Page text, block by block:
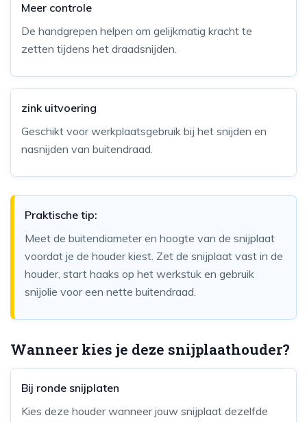
Meer controle
De handgrepen helpen om gelijkmatig kracht te
zetten tijdens het draadsnijden.
zink uitvoering
Geschikt voor werkplaatsgebruik bij het snijden en
nasnijden van buitendraad.
Praktische tip:
Meet de buitendiameter en hoogte van de snijplaat
voordat je de houder kiest. Zet de snijplaat vast in de
houder, start haaks op het werkstuk en gebruik
snijolie voor een nette buitendraad.
Wanneer kies je deze snijplaathouder?
Bij ronde snijplaten
Kies deze houder wanneer jouw snijplaat dezelfde